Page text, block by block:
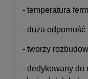
- temperatura
- duża
- tworzy
- dedykowany do